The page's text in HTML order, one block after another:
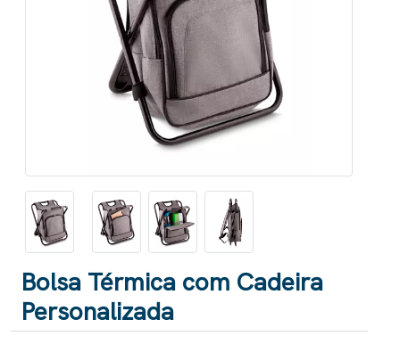
Bolsa Térmica com Cadeira
Personalizada